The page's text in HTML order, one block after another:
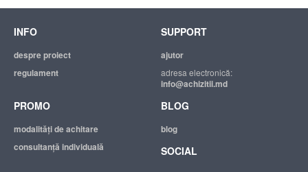
INFO
despre proiect
regulament
SUPPORT
ajutor
adresa electronică:
info@achizitii.md
PROMO
modalităţi de achitare
consultanță individuală
BLOG
blog
SOCIAL